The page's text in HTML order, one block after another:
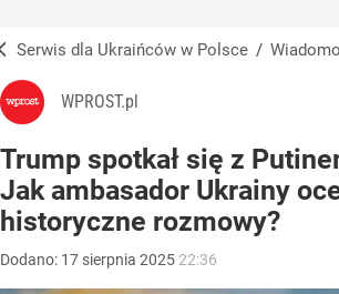
Serwis dla Ukraińców w Polsce /
WPROST.pl
Trump spotkał się z
Jak ambasador Ukrainy
historyczne rozmowy?
Dodano: 17 sierpnia 2025 22:36